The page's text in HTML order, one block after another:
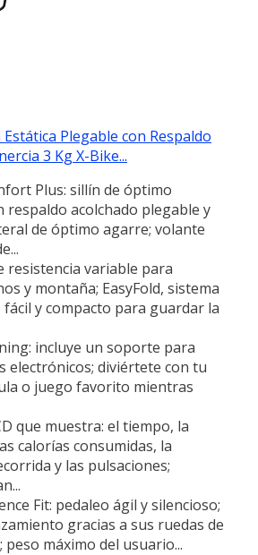
Plegable con Respaldo
3 Kg X-Bike...
Plus: sillín de óptimo
respaldo acolchado plegable y
de óptimo agarre; volante
resistencia variable para
y montaña; EasyFold, sistema
y compacto para guardar la
incluye un soporte para
electrónicos; diviértete con tu
o juego favorito mientras
que muestra: el tiempo, la
calorías consumidas, la
y las pulsaciones;
Fit: pedaleo ágil y silencioso;
gracias a sus ruedas de
máximo del usuario...